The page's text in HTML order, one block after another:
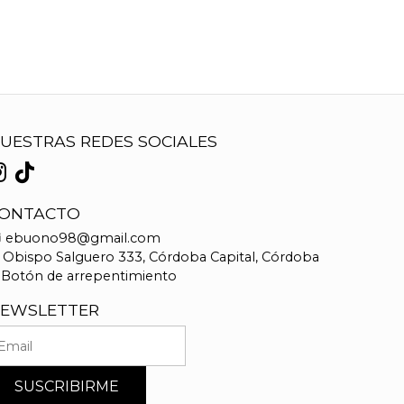
REDES SOCIALES
ebuono98@gmail.com
Obispo Salguero 333, Córdoba Capital, Córdoba
Botón de arrepentimiento
SUSCRIBIRME